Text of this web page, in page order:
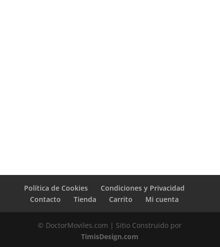
Política de Cookies
Condiciones y Privacidad
Contacto
Tienda Carrito Mi cuenta
© DoctorMoviles.com | Sitio Construido por
TimisDesign.com